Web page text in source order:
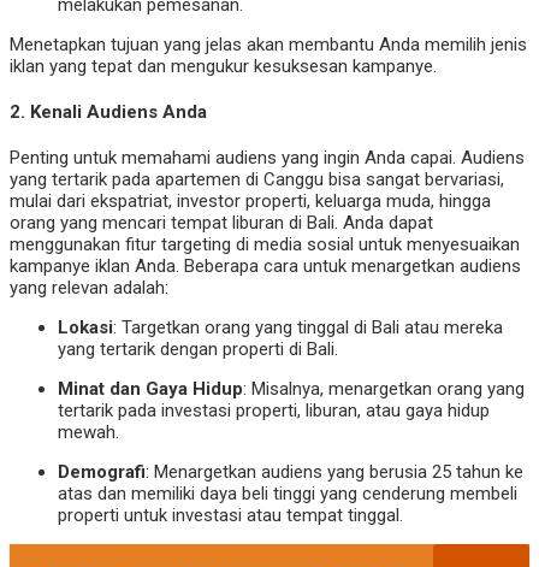
melakukan pemesanan.
Menetapkan tujuan yang jelas akan membantu Anda memilih jenis
iklan yang tepat dan mengukur kesuksesan kampanye.
2. Kenali Audiens Anda
Penting untuk memahami audiens yang ingin Anda capai. Audiens
yang tertarik pada apartemen di Canggu bisa sangat bervariasi,
mulai dari ekspatriat, investor properti, keluarga muda, hingga
orang yang mencari tempat liburan di Bali. Anda dapat
menggunakan fitur targeting di media sosial untuk menyesuaikan
kampanye iklan Anda. Beberapa cara untuk menargetkan audiens
yang relevan adalah:
Lokasi: Targetkan orang yang tinggal di Bali atau mereka
yang tertarik dengan properti di Bali.
Minat dan Gaya Hidup: Misalnya, menargetkan orang yang
tertarik pada investasi properti, liburan, atau gaya hidup
mewah.
Demografi: Menargetkan audiens yang berusia 25 tahun ke
atas dan memiliki daya beli tinggi yang cenderung membeli
properti untuk investasi atau tempat tinggal.